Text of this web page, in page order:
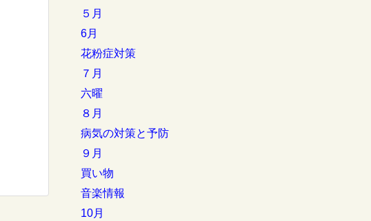
５月
6月
花粉症対策
７月
六曜
８月
病気の対策と予防
９月
買い物
音楽情報
10月